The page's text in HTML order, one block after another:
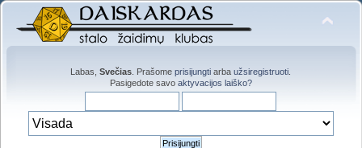
Labas,Svečias . Prašomeprisijungti arbaužsiregistruoti
Pasigedote savo aktyvacijos laiško?